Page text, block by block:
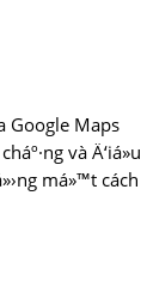
Google Maps
và Ä‘iá»u
má»™t cách